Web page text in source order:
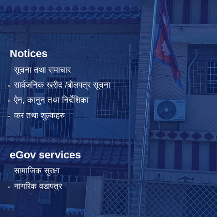
Notices
सूचना तथा समाचार
सार्वजनिक खरीद /बोलपत्र सूचना
ऐन, कानुन तथा निर्देशिका
कर तथा शुल्कहरु
eGov services
सामाजिक सुरक्षा
नागरिक वडापत्र